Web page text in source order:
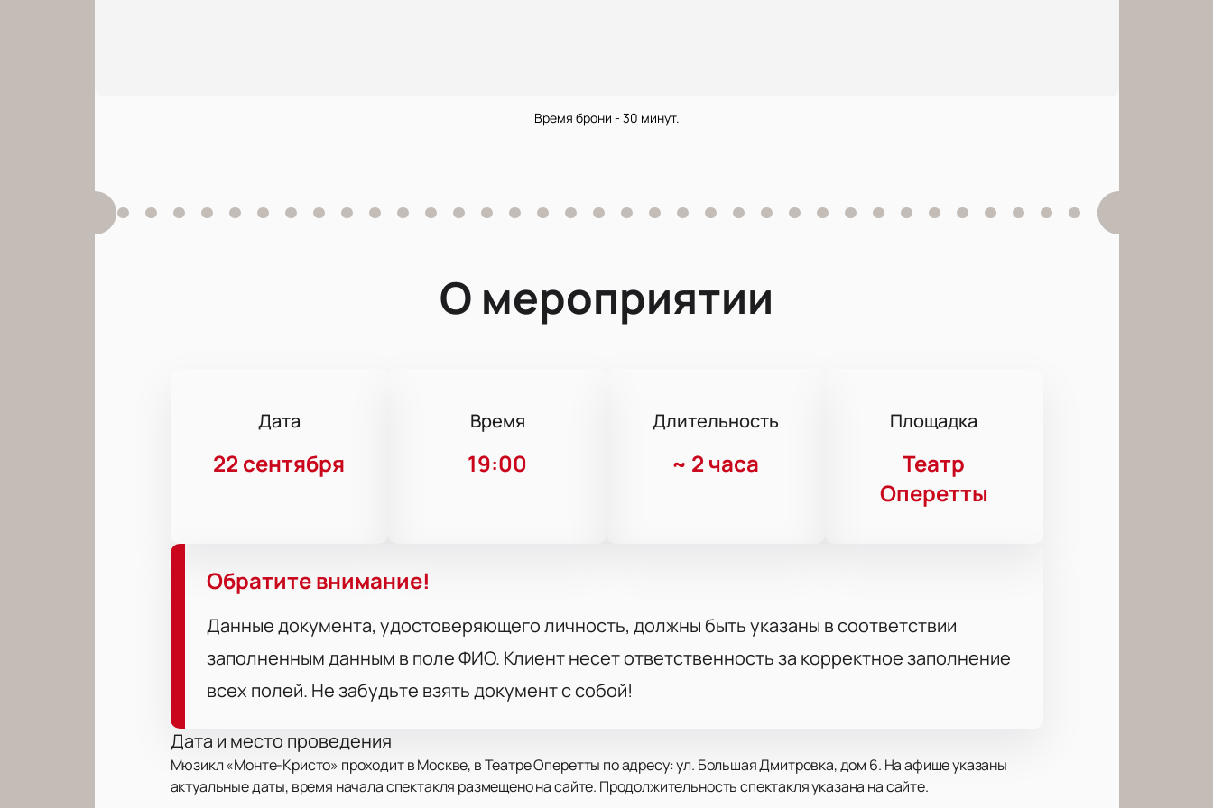
Время брони - 30 минут.
О мероприятии
Дата
22 сентября
Время
19:00
Длительность
~ 2 часа
Площадка
Театр
Оперетты
Обратите внимание!
Данные документа, удостоверяющего личность, должны быть указаны в соответствии
заполненным данным в поле ФИО. Клиент несет ответственность за корректное заполнение
всех полей. Не забудьте взять документ с собой!
Дата и место проведения
Мюзикл «Монте-Кристо» проходит в Москве, в Театре Оперетты по адресу: ул. Большая Дмитровка, дом 6. На афише указаны
актуальные даты, время начала спектакля размещено на сайте. Продолжительность спектакля указана на сайте.